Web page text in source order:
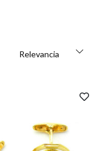
Relevancia